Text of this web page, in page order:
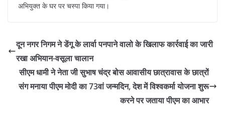
अभियुक्त के घर पर चस्पा किया गया।
दून नगर निगम ने डेंगू के लार्वा पनपाने वालो के खिलाफ कार्रवाई का जारी
रखा अभियान-वसूला चालान
सीएम धामी ने नेता जी सुभाष चंद्र बोस आवासीय छात्रावास के छात्रों
संग मनाया पीएम मोदी का 73वां जन्मदिन, देश में विश्वकर्मा योजना शुरू
करने पर जताया पीएम का आभार